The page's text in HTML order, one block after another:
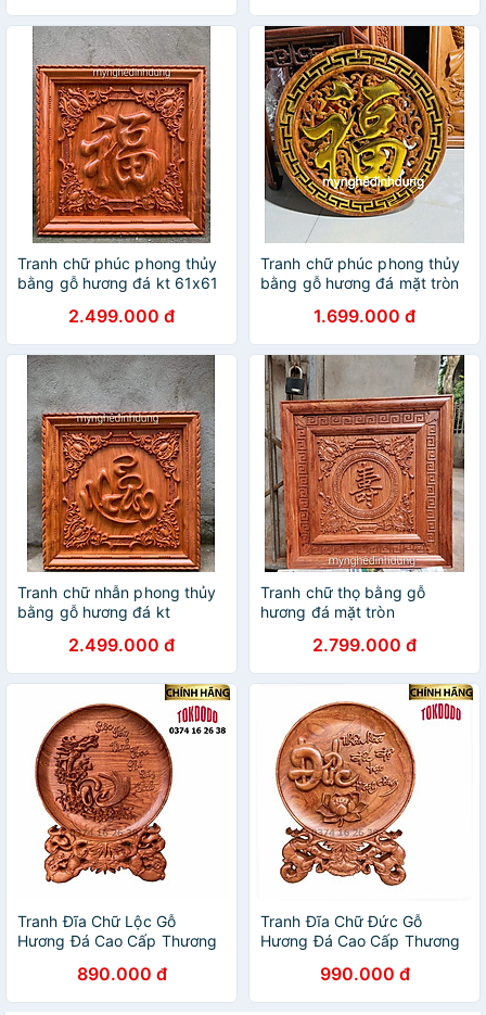
Tranh chữ phúc phong thủy
bằng gỗ hương đá kt 61x61
2.499.000 đ
Tranh chữ phúc phong thủy
bằng gỗ hương đá mặt tròn
1.699.000 đ
Tranh chữ nhẫn phong thủy
bằng gỗ hương đá kt
2.499.000 đ
Tranh chữ thọ bằng gỗ
hương đá mặt tròn
2.799.000 đ
Tranh Đĩa Chữ Lộc Gỗ
Hương Đá Cao Cấp Thương
890.000 đ
Tranh Đĩa Chữ Đức Gỗ
Hương Đá Cao Cấp Thương
990.000 đ